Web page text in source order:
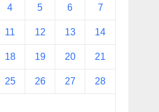
4 5 6 7
11 12 13 14
18 19 20 21
25 26 27 28